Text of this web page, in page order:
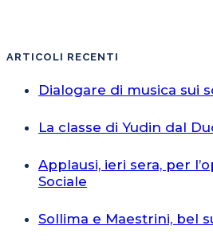
ARTICOLI RECENTI
Dialogare di musica sui
La classe di Yudin dal
Applausi, ieri sera, per
Sociale
Sollima e Maestrini, bel